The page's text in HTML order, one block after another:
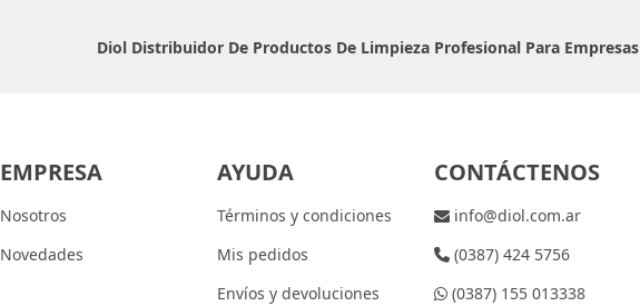
Diol Distribuidor De Productos De Limpieza Profesional Para Empresas
EMPRESA
Nosotros
Novedades
AYUDA
Términos y condiciones
Mis pedidos
Envíos y devoluciones
CONTÁCTENOS
info@diol.com.ar
(0387) 424 5756
(0387) 155 013338